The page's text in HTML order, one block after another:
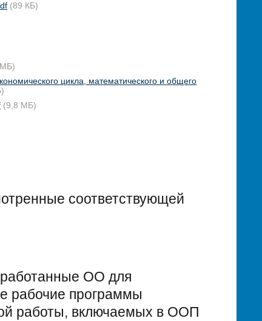
(89 КБ)
цикла, математического и общего
(9,8 МБ)
соответствующей
ОО для
рабочие программы
работы, включаемых в ООП